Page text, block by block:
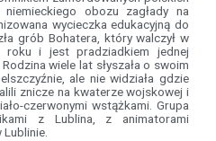
obozu zagłady na
wycieczka edukacyjną do
grób Bohatera, który walczył w
roku i jest pradziadkiem jednej
wiele lat słyszała o swoim
ale nie widziała gdzie
znicze na kwaterze wojskowej i
czerwonymi wstążkami. Grupa
z Lublina, z animatorami